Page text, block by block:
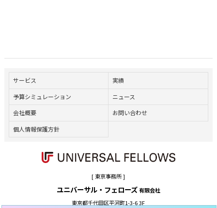
サービス
実績
予算シミュレーション
ニュース
会社概要
お問い合わせ
個人情報保護方針
[ 東京事務所 ]
ユニバーサル・フェローズ有限会社
東京都千代田区平河町1-3-6 3F